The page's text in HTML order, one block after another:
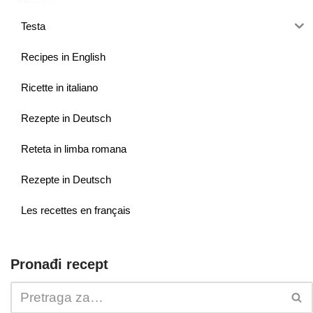
Testa
Recipes in English
Ricette in italiano
Rezepte in Deutsch
Reteta in limba romana
Rezepte in Deutsch
Les recettes en français
Pronađi recept